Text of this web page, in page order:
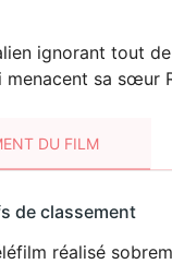
ignorant tout
menacent sa sœur
DU FILM
de classement
réalisé